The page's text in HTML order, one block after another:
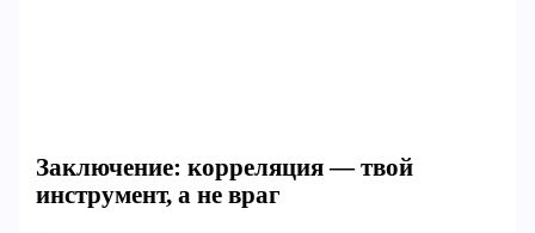
Заключение: корреляция — твой
инструмент, а не враг